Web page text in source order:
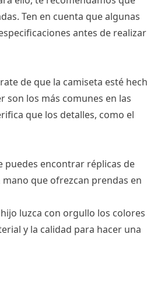
Ten en cuenta que algunas
antes de
de que la camiseta esté
son los más comunes en las
que los detalles, como el
puedes encontrar réplicas de
que ofrezcan prendas en
luzca con orgullo los colores
y la calidad para hacer una